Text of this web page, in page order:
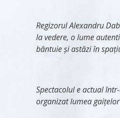
Regizorul Alexandru
la vedere, o lume
bântuie şi astăzi în
Spectacolul e actual
organizat lumea